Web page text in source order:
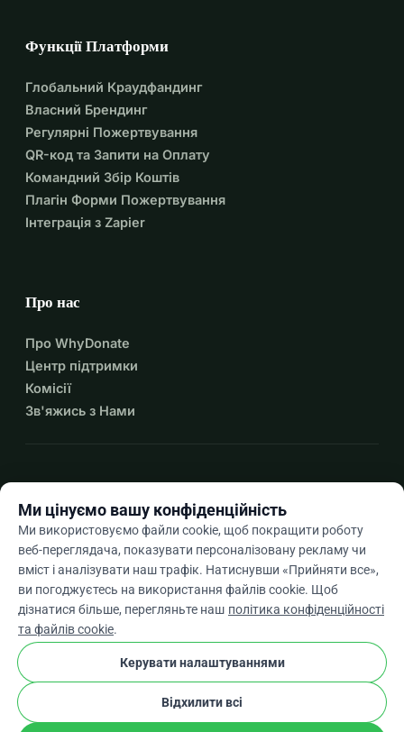
Функції Платформи
Глобальний Краудфандинг
Власний Брендинг
Регулярні Пожертвування
QR-код та Запити на Оплату
Командний Збір Коштів
Плагін Форми Пожертвування
Інтеграція з Zapier
Про нас
Про WhyDonate
Центр підтримки
Комісії
Зв'яжись з Нами
Ukarrow_drop_down
★★★★★4,9 / 5 на основі 500+ відгуків
WhyDonate
Конфіденційність і файли cookie
Умови та положення
Ми цінуємо вашу конфіденційність
Ми використовуємо файли cookie, щоб покращити роботу
веб-переглядача, показувати персоналізовану рекламу чи
вміст і аналізувати наш трафік. Натиснувши «Прийняти все»,
ви погоджуєтесь на використання файлів cookie. Щоб
дізнатися більше, перегляньте наш політика конфіденційності
та файлів cookie.
Керувати налаштуваннями
Відхилити всі